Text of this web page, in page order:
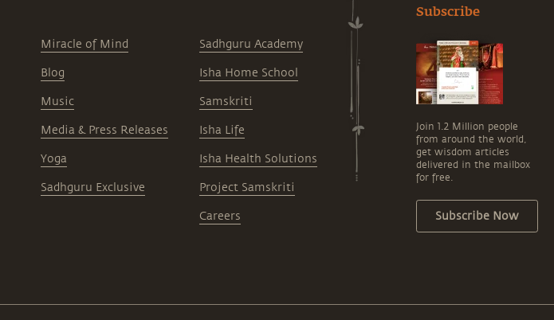
Miracle of Mind
Blog
Music
Media & Press Releases
Yoga
Sadhguru Exclusive
Sadhguru Academy
Isha Home School
Samskriti
Isha Life
Isha Health Solutions
Project Samskriti
Careers
Subscribe
Join 1.2 Million people
from around the world,
get wisdom articles
delivered in the mailbox
for free.
Subscribe Now